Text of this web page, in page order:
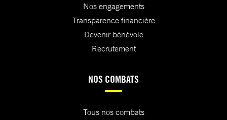
Nos engagements
Transparence financière
Devenir bénévole
Recrutement
NOS COMBATS
Tous nos combats